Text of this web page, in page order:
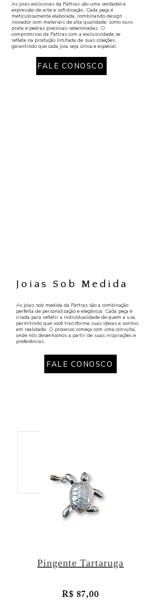
As joias exclusivas da Pattras são uma verdadeira
expressão de arte e sofisticação. Cada peça é
meticulosamente elaborada, combinando design
inovador com materiais de alta qualidade, como ouro,
prata e pedras preciosas selecionadas. O
compromisso da Pattras com a exclusividade se
reflete na produção limitada de suas coleções,
garantindo que cada joia seja única e especial.
FALE CONOSCO
Joias Sob Medida
As joias sob medida da Pattras são a combinação
perfeita de personalização e elegância. Cada peça é
criada para refletir a individualidade de quem a usa,
permitindo que você transforme suas ideias e sonhos
em realidade. O processo começa com uma consulta,
onde nós desenhamos a partir de suas inspirações e
preferências.
FALE CONOSCO
Pingente Tartaruga
R$ 87,00